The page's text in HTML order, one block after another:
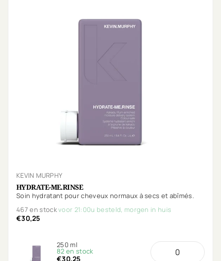
KEVIN MURPHY
HYDRATE-ME.RINSE
Soin hydratant pour cheveux normaux à secs et abîmés.
467 en stockvoor 21:00u besteld, morgen in huis
€30,25
250 ml
82 en stock
€30,25